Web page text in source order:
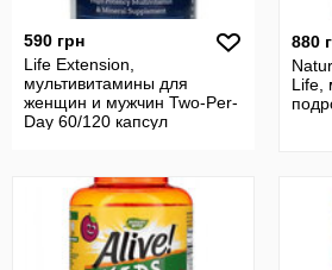
590 грн
Life Extension,
мультивитамины для
женщин и мужчин Two-Per-
Day 60/120 капсул
880
Life,